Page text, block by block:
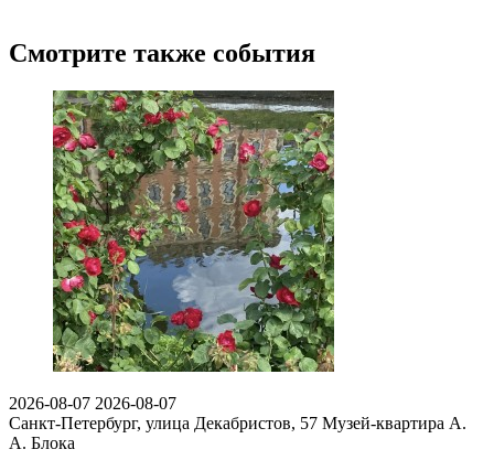
Смотрите также события
2026-08-07 2026-08-07
Санкт-Петербург, улица Декабристов, 57 Музей-квартира А.
А. Блока